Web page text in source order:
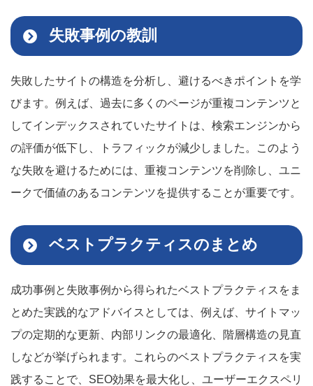
失敗事例の教訓
失敗したサイトの構造を分析し、避けるべきポイントを学
びます。例えば、過去に多くのページが重複コンテンツと
してインデックスされていたサイトは、検索エンジンから
の評価が低下し、トラフィックが減少しました。このよう
な失敗を避けるためには、重複コンテンツを削除し、ユニ
ークで価値のあるコンテンツを提供することが重要です。
ベストプラクティスのまとめ
成功事例と失敗事例から得られたベストプラクティスをま
とめた実践的なアドバイスとしては、例えば、サイトマッ
プの定期的な更新、内部リンクの最適化、階層構造の見直
しなどが挙げられます。これらのベストプラクティスを実
践することで、SEO効果を最大化し、ユーザーエクスペリ